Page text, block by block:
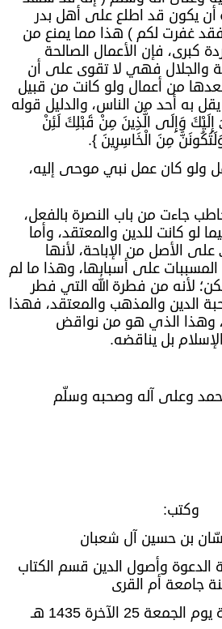
أن يكون قد اطلع على أهل بدر
غفرت لكم ) هذا مما يمنع من
كبرى، فإن الأعمال الصالحة
والجلال فهي لا تقوى على أن
من أعمال ولو كانت من قبيل
به أحد من الناس، والدليل قوله
وَإِلَى الَّذِينَ مِنْ قَبْلِكَ لَئِنْ
مِنَ الْخَاسِرِينَ }.
ولو كان عمل نبي موحى إليه،
جاءت من باب النصرة بالفعل،
لو كانت للدين والمعتقد، وأما
الأصل من الإباحة، لأنها
على أسبابها، وهذا ما لم
لأنه من فطرة الله التي فطر
الدين والمذهب والمعتقد، فهذا
وهذا الذي هو من نواقض
بل يناقضه.
وعلى آله وصحبه وسلّم
وكتب:
بن حسين آل شعبان
الدعوة وأصول الدين قسم الكتاب
جامعة أم القرى
25 الآخرة 1435 هـ